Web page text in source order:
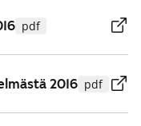
pdf
2016 pdf